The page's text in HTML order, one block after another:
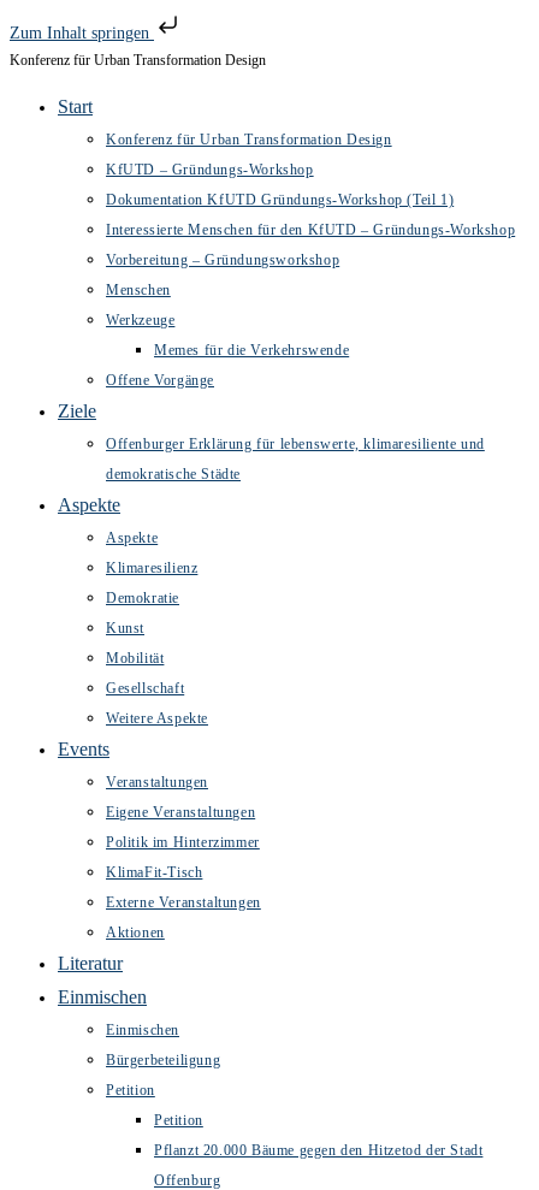
Zum Inhalt springen
Zum
Konferenz für Urban Transformation Design
Start
Konferenz für Urban Transformation Design
KfUTD – Gründungs-Workshop
Dokumentation KfUTD Gründungs-Workshop (Teil 1)
Interessierte Menschen für den KfUTD – Gründungs-Workshop
Vorbereitung – Gründungsworkshop
Menschen
Werkzeuge
Memes für die Verkehrswende
Offene Vorgänge
Ziele
Offenburger Erklärung für lebenswerte, klimaresiliente und
demokratische Städte
Aspekte
Aspekte
Klimaresilienz
Demokratie
Kunst
Mobilität
Gesellschaft
Weitere Aspekte
Events
Veranstaltungen
Eigene Veranstaltungen
Politik im Hinterzimmer
KlimaFit-Tisch
Externe Veranstaltungen
Aktionen
Literatur
Einmischen
Einmischen
Bürgerbeteiligung
Petition
Petition
Pflanzt 20.000 Bäume gegen den Hitzetod der Stadt
Offenburg